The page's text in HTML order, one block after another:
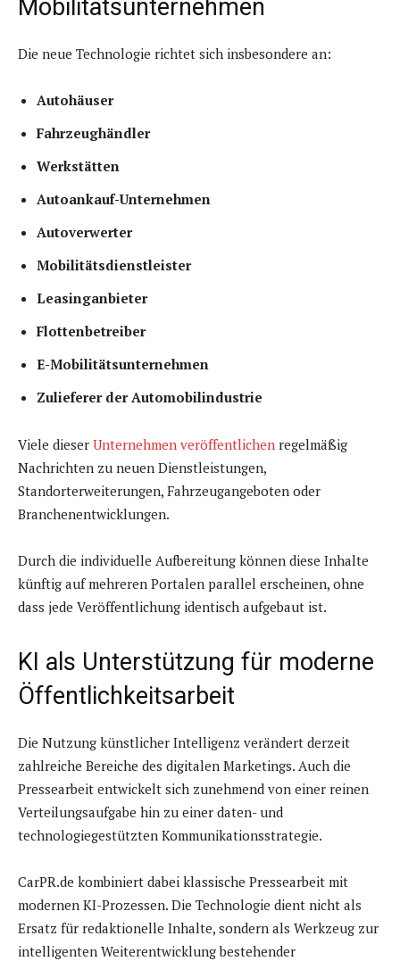
Mobilitätsunternehmen
Die neue Technologie richtet sich insbesondere an:
Autohäuser
Fahrzeughändler
Werkstätten
Autoankauf-Unternehmen
Autoverwerter
Mobilitätsdienstleister
Leasinganbieter
Flottenbetreiber
E-Mobilitätsunternehmen
Zulieferer der Automobilindustrie
Viele dieser Unternehmen veröffentlichen regelmäßig
Nachrichten zu neuen Dienstleistungen,
Standorterweiterungen, Fahrzeugangeboten oder
Branchenentwicklungen.
Durch die individuelle Aufbereitung können diese Inhalte
künftig auf mehreren Portalen parallel erscheinen, ohne
dass jede Veröffentlichung identisch aufgebaut ist.
KI als Unterstützung für moderne
Öffentlichkeitsarbeit
Die Nutzung künstlicher Intelligenz verändert derzeit
zahlreiche Bereiche des digitalen Marketings. Auch die
Pressearbeit entwickelt sich zunehmend von einer reinen
Verteilungsaufgabe hin zu einer daten- und
technologiegestützten Kommunikationsstrategie.
CarPR.de kombiniert dabei klassische Pressearbeit mit
modernen KI-Prozessen. Die Technologie dient nicht als
Ersatz für redaktionelle Inhalte, sondern als Werkzeug zur
intelligenten Weiterentwicklung bestehender